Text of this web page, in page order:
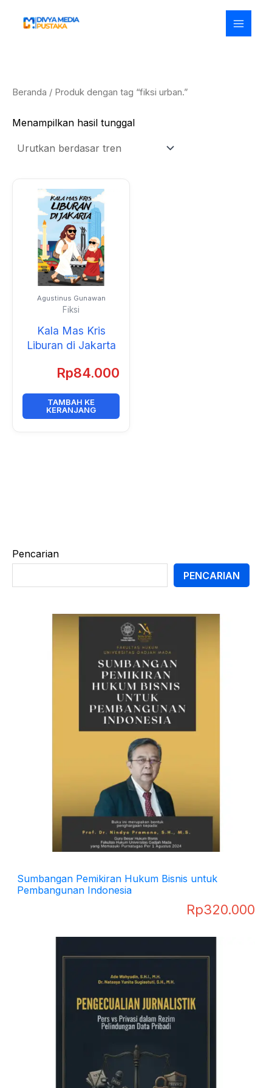
Pencarian
PENCARIAN
Sumbangan Pemikiran Hukum Bisnis untuk
Pembangunan Indonesia
Rp320.000
Beranda / Produk dengan tag “fiksi urban.”
Menampilkan hasil tunggal
Agustinus Gunawan
Fiksi
Kala Mas Kris
Liburan di Jakarta
Rp84.000
TAMBAH KE
KERANJANG